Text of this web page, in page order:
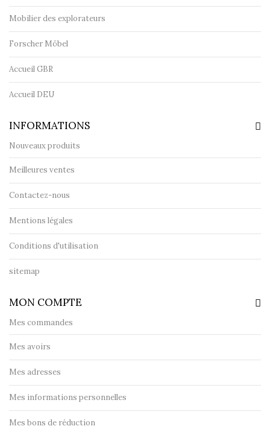
Mobilier des explorateurs
Forscher Möbel
Accueil GBR
Accueil DEU
INFORMATIONS
Nouveaux produits
Meilleures ventes
Contactez-nous
Mentions légales
Conditions d'utilisation
sitemap
MON COMPTE
Mes commandes
Mes avoirs
Mes adresses
Mes informations personnelles
Mes bons de réduction